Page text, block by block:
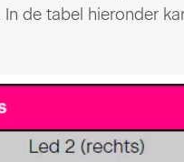
de tabel hieronder